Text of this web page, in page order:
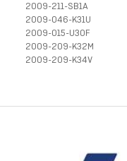
2009-211-SB1A
2009-046-K31U
2009-015-U30F
2009-209-K32M
2009-209-K34V